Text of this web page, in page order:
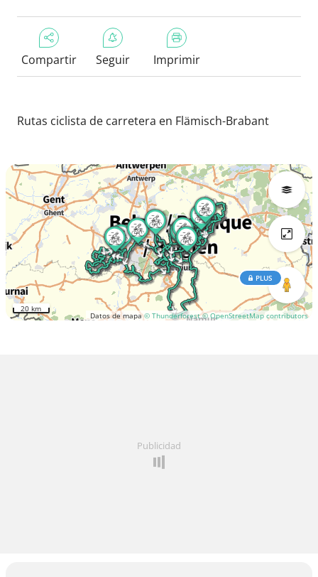
Compartir Seguir Imprimir
Rutas ciclista de carretera en Flämisch-Brabant
Datos de mapa© Thunderforest © OpenStreetMap contributors
PLUS
20 km
Publicidad